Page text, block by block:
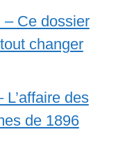
Ce dossier
changer
des
de 1896